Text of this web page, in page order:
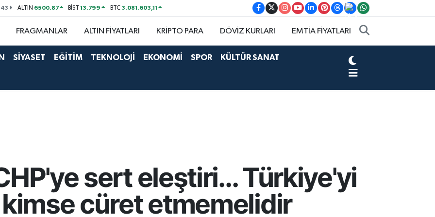
ALTIN 6500.87 BİST13.799 BTC3.081.603,11
FRAGMANLAR ALTIN FİYATLARI KRİPTO PARA DÖVİZ KURLARI EMTİA FİYATLARI
SİYASET EĞİTİM TEKNOLOJİ EKONOMİ SPOR KÜLTÜR SANAT
sert eleştiri... Türkiye'yi
kimse cüret etmemelidir